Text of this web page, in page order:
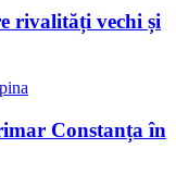
rivalități vechi și
Constanța în